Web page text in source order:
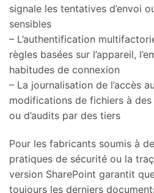
signale les tentatives d’envoi
sensibles
– L’authentification
règles basées sur l’appareil,
habitudes de connexion
– La journalisation de l’accès
modifications de fichiers à des
ou d’audits par des tiers
Pour les fabricants soumis à
pratiques de sécurité ou la
version SharePoint garantit
toujours les derniers